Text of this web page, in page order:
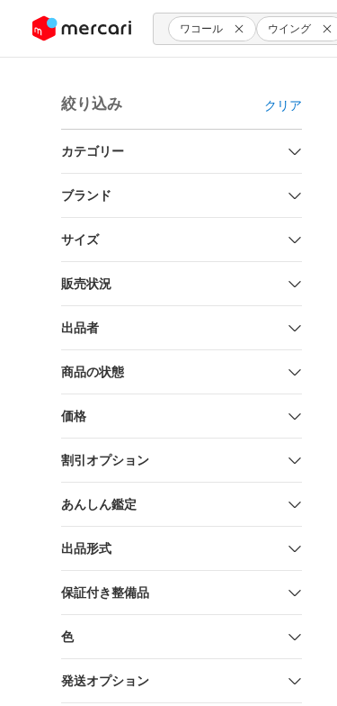
ツにスキップ ワコール ウイング
絞り込み クリア
カテゴリー
ブランド
サイズ
販売状況
出品者
商品の状態
価格
割引オプション
あんしん鑑定
出品形式
保証付き整備品
色
発送オプション